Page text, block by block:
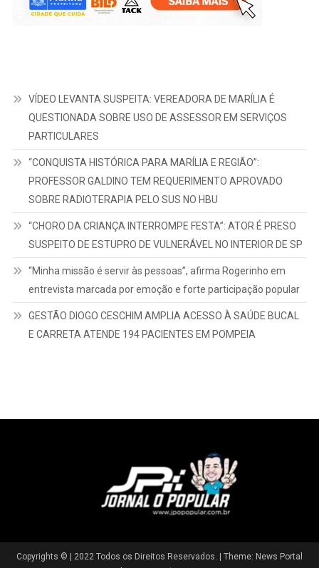
VÍDEO LEVANTA SUSPEITA: VEREADORA DE MARÍLIA É
QUESTIONADA SOBRE USO DE ASSESSOR EM SERVIÇOS
PARTICULARES
“CONQUISTA HISTÓRICA PARA MARÍLIA E REGIÃO”:
PROFESSOR GALDINO TEM REQUERIMENTO APROVADO
SOBRE RADIOTERAPIA PELO SUS NO HBU
“CHORO DA CRIANÇA INTERROMPE FESTA”: ATOR É PRESO
SUSPEITO DE ESTUPRO DE VULNERÁVEL NO INTERIOR DE SP
“Minha missão é servir às pessoas”, afirma Rogerinho em
entrevista marcada por emoção e forte participação popular
GESTÃO DIOGO CESCHIM AMPLIA ACESSO À SAÚDE BUCAL
E CARRETA ATENDE 194 PACIENTES EM POMPEIA
Copyrights © | 2022 Todos os Direitos Reservados. | Theme: News Portal